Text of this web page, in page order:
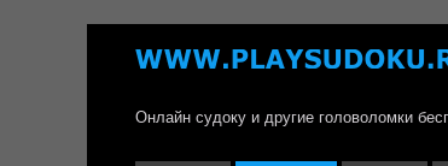
Онлайн судоку и другие головоломки